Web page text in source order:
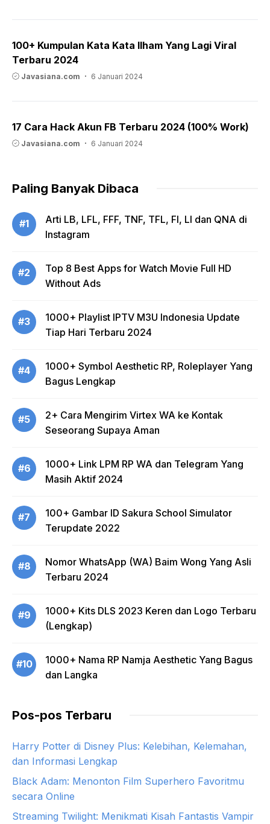
100+ Kumpulan Kata Kata Ilham Yang Lagi Viral
Terbaru 2024
Javasiana.com 6 Januari 2024
17 Cara Hack Akun FB Terbaru 2024 (100% Work)
Javasiana.com 6 Januari 2024
Paling Banyak Dibaca
#1
Arti LB, LFL, FFF, TNF, TFL, FI, LI dan QNA di
Instagram
#2
Top 8 Best Apps for Watch Movie Full HD
Without Ads
#3
1000+ Playlist IPTV M3U Indonesia Update
Tiap Hari Terbaru 2024
#4
1000+ Symbol Aesthetic RP, Roleplayer Yang
Bagus Lengkap
#5
2+ Cara Mengirim Virtex WA ke Kontak
Seseorang Supaya Aman
#6
1000+ Link LPM RP WA dan Telegram Yang
Masih Aktif 2024
#7
100+ Gambar ID Sakura School Simulator
Terupdate 2022
#8
Nomor WhatsApp (WA) Baim Wong Yang Asli
Terbaru 2024
#9
1000+ Kits DLS 2023 Keren dan Logo Terbaru
(Lengkap)
#10
1000+ Nama RP Namja Aesthetic Yang Bagus
dan Langka
Pos-pos Terbaru
Harry Potter di Disney Plus: Kelebihan, Kelemahan,
dan Informasi Lengkap
Black Adam: Menonton Film Superhero Favoritmu
secara Online
Streaming Twilight: Menikmati Kisah Fantastis Vampir